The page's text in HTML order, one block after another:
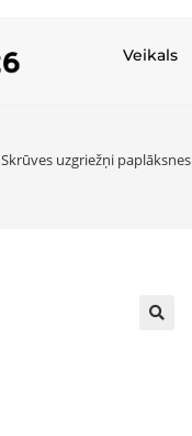
Veikals
Skrūves uzgriežņi paplāksnes